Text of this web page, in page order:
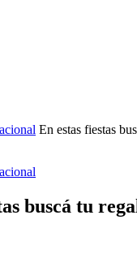
En estas fiestas
buscá tu